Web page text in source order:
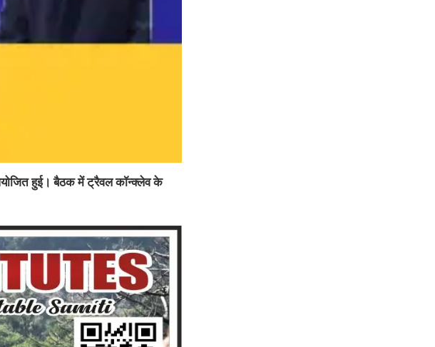
आयोजित हुई। बैठक में ट्रैवल कॉन्क्लेव के